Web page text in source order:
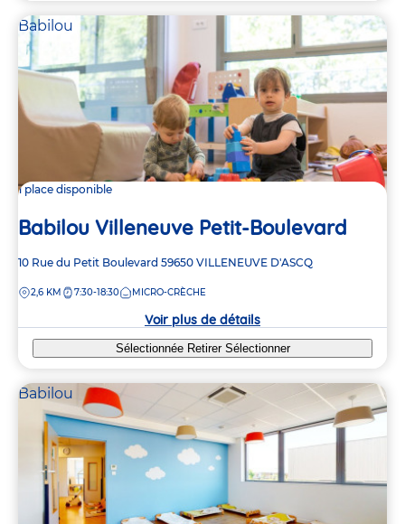
Babilou
1 place disponible
Babilou Villeneuve Petit-Boulevard
Adresse
la
10 Rue du Petit Boulevard 59650 VILLENEUVE D'ASCQ
DISTANCE
2,6 KM 7:30-18:30 MICRO-CRÈCHE
Voir plus de détails
Sélectionnée Retirer Sélectionner
Babilou